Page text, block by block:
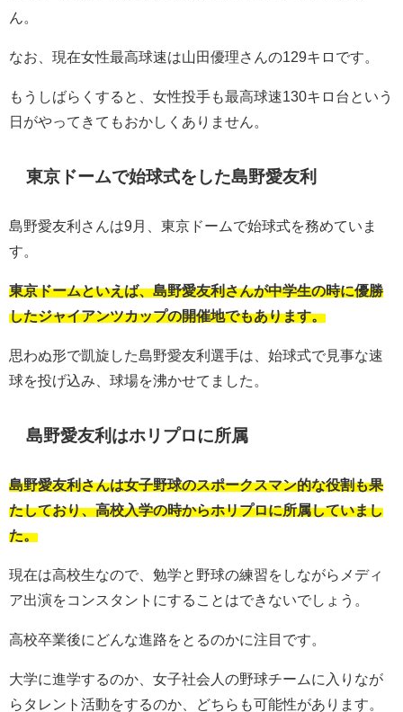
ん。
なお、現在女性最高球速は山田優理さんの129キロです。
もうしばらくすると、女性投手も最高球速130キロ台という
日がやってきてもおかしくありません。
東京ドームで始球式をした島野愛友利
島野愛友利さんは9月、東京ドームで始球式を務めていま
す。
東京ドームといえば、島野愛友利さんが中学生の時に優勝
したジャイアンツカップの開催地でもあります。
思わぬ形で凱旋した島野愛友利選手は、始球式で見事な速
球を投げ込み、球場を沸かせてました。
島野愛友利はホリプロに所属
島野愛友利さんは女子野球のスポークスマン的な役割も果
たしており、高校入学の時からホリプロに所属していまし
た。
現在は高校生なので、勉学と野球の練習をしながらメディ
ア出演をコンスタントにすることはできないでしょう。
高校卒業後にどんな進路をとるのかに注目です。
大学に進学するのか、女子社会人の野球チームに入りなが
らタレント活動をするのか、どちらも可能性があります。